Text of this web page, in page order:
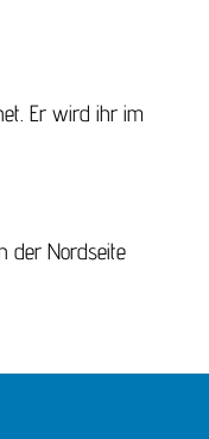
Er wird ihr im
der Nordseite